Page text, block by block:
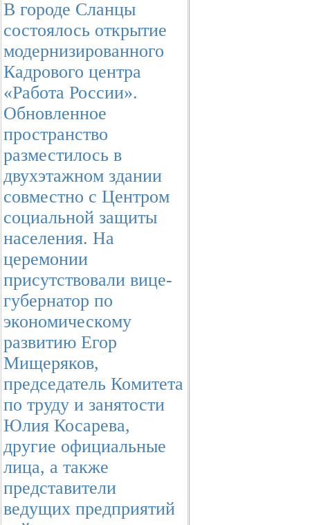
В городе Сланцы
состоялось открытие
модернизированного
Кадрового центра
«Работа России».
Обновленное
пространство
разместилось в
двухэтажном здании
совместно с Центром
социальной защиты
населения. На
церемонии
присутствовали вице-
губернатор по
экономическому
развитию Егор
Мищеряков,
председатель Комитета
по труду и занятости
Юлия Косарева,
другие официальные
лица, а также
представители
ведущих предприятий